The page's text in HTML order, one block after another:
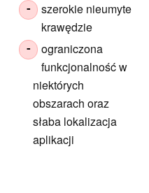
-
szerokie nieumyte
krawędzie
-
ograniczona
funkcjonalność w
niektórych
obszarach oraz
słaba lokalizacja
aplikacji